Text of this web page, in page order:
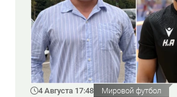
4 Августа 17:48 Мировой футбол